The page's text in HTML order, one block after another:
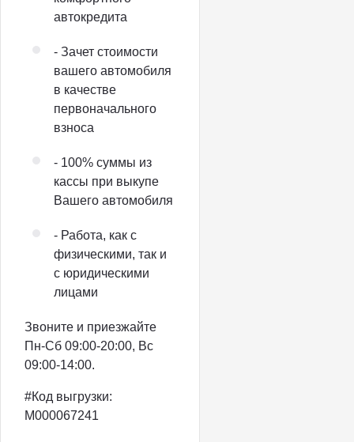
автокредита
- Зачет стоимости
вашего автомобиля
в качестве
первоначального
взноса
- 100% суммы из
кассы при выкупе
Вашего автомобиля
- Работа, как с
физическими, так и
с юридическими
лицами
Звоните и приезжайте
Пн-Сб 09:00-20:00, Вс
09:00-14:00.
#Код выгрузки:
M000067241